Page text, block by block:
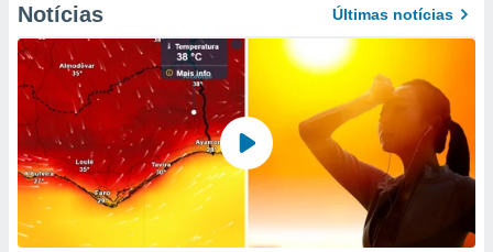
em “
na
o
Notícias Últimas notícias